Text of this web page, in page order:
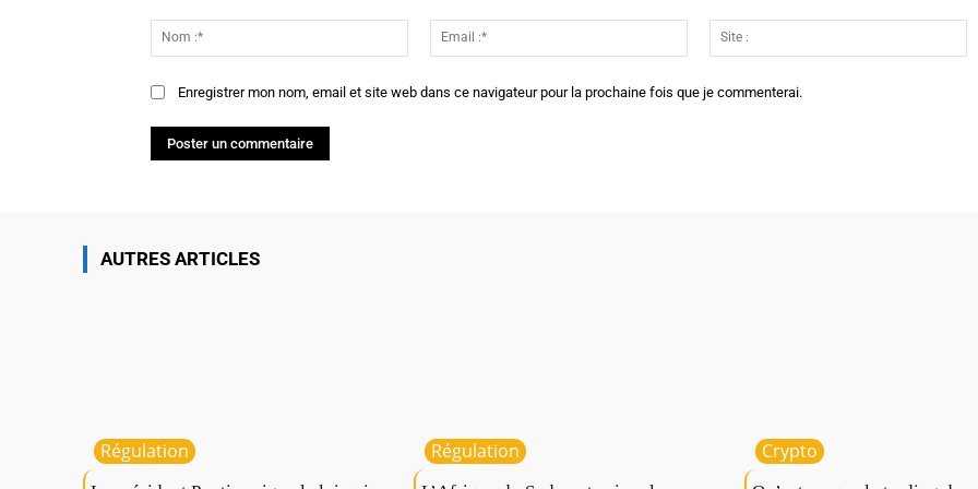
:*
Email
:*
:
Enregistrer mon nom, email et site web dans ce navigateur pour la prochaine fois que je commenterai.
AUTRES ARTICLES
Régulation Régulation Crypto